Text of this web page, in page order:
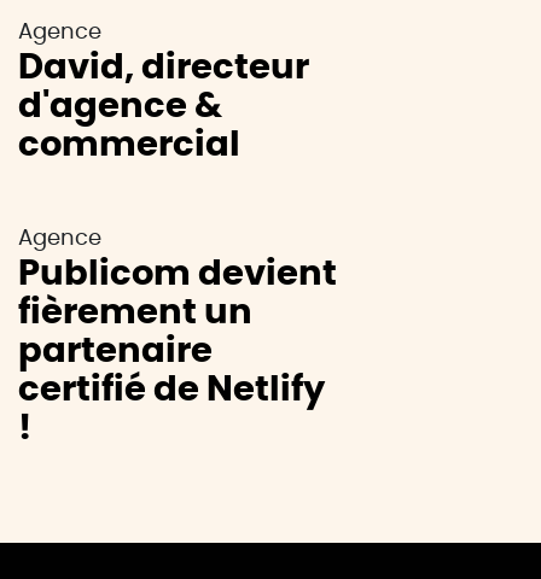
Agence
David, directeur
d'agence &
commercial
Agence
Publicom devient
fièrement un
partenaire
certifié de Netlify
!